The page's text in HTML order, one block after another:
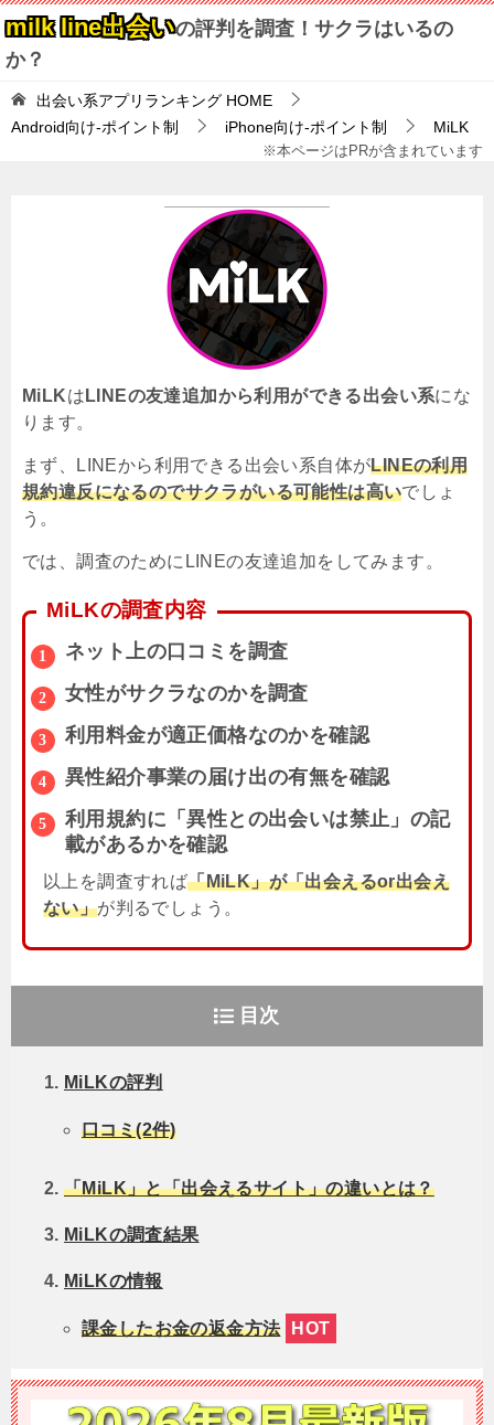
milk line出会いの評判を調査！サクラはいるの
か？
出会い系アプリランキング HOME
Android向け-ポイント制
iPhone向け-ポイント制 MiLK
※本ページはPRが含まれています
MiLKは LINEの友達追加から利用ができる出会い系にな
ります。
まず、LINEから利用できる出会い系自体がLINEの利用
規約違反になるのでサクラがいる可能性は高いでしょ
う。
では、調査のためにLINEの友達追加をしてみます。
MiLKの調査内容
ネット上の口コミを調査
女性がサクラなのかを調査
利用料金が適正価格なのかを確認
異性紹介事業の届け出の有無を確認
利用規約に「異性との出会いは禁止」の記
載があるかを確認
以上を調査すれば「MiLK」が「出会えるor出会え
ない」が判るでしょう。
目次
MiLKの評判
口コミ(2件)
「MiLK」と「出会えるサイト」の違いとは？
MiLKの調査結果
MiLKの情報
課金したお金の返金方法 HOT